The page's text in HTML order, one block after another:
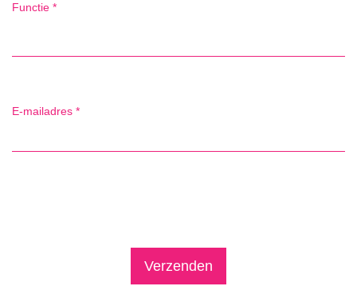
Functie *
E-mailadres *
Verzenden